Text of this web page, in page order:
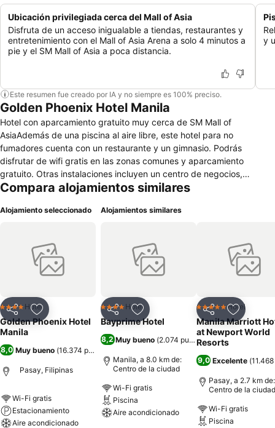
Ubicación privilegiada cerca del Mall of Asia
Disfruta de un acceso inigualable a tiendas, restaurantes y
entretenimiento con el Mall of Asia Arena a solo 4 minutos a
pie y el SM Mall of Asia a poca distancia.
y
Este resumen fue creado por IA y no siempre es 100% preciso.
Golden Phoenix Hotel Manila
Hotel con aparcamiento gratuito muy cerca de SM Mall of
AsiaAdemás de una piscina al aire libre, este hotel para no
fumadores cuenta con un restaurante y un gimnasio. Podrás
disfrutar de wifi gratis en las zonas comunes y aparcamiento
gratuito. Otras instalaciones incluyen un centro de negocios,
servicios de conserjería y servicio de tintorería. Golden Phoenix
estación de conexión para MP3 y minibar. Las camas están vestidas
con ducha, albornoces, zapatillas y bidé. Los huéspedes pueden
navegar por la web gracias a nuestro acceso a Internet gratis (por
cable y wifi). Entre las comodidades especialmente pensadas para
fuertes y teléfono. Las habitaciones también incluyen botella de
agua gratuita y cafetera y tetera. Se ofrece servicio de limpieza
todos los días. Los servicios de ocio y esparcimiento en este hotel
incluyen una piscina al aire libre y gimnasio.
Compara alojamientos similares
Alojamiento seleccionado
CompartirAgregar a favoritos
4 EstrellasHotel
Golden Phoenix Hotel
Manila
8,0 Muy bueno (16.374 puntuaciones
Pasay, Filipinas
Wi-Fi gratis
Estacionamiento
Aire acondicionado
Alojamientos similares
CompartirAgregar a favoritos
4 EstrellasHotel
Bayprime Hotel
8,2 Muy bueno (2.074 puntuaciones)
Manila, a 8.0 km de:
Centro de la ciudad
Wi-Fi gratis
Piscina
Aire acondicionado
CompartirAgregar
5 EstrellasHotel
Manila Marriott
at Newport World
Resorts
9,0 Excelente (
Pasay, a 2.7 km de:
Centro de la ciudad
Wi-Fi gratis
Piscina